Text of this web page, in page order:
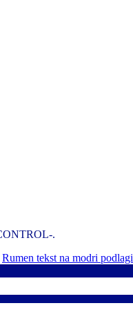
.
Rumen tekst na modri podlagi